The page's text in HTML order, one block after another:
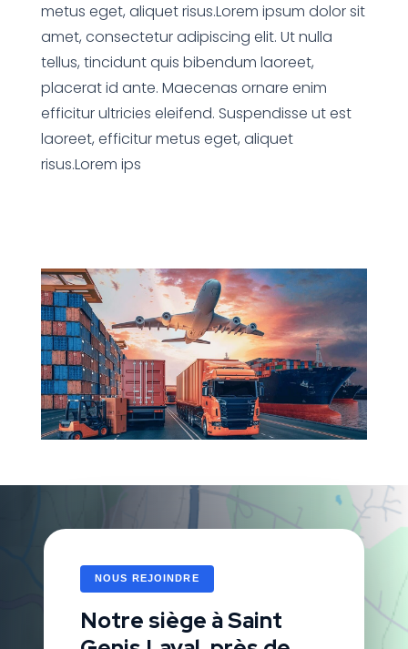
metus eget, aliquet risus.Lorem ipsum dolor sit
amet, consectetur adipiscing elit. Ut nulla
tellus, tincidunt quis bibendum laoreet,
placerat id ante. Maecenas ornare enim
efficitur ultricies eleifend. Suspendisse ut est
laoreet, efficitur metus eget, aliquet
risus.Lorem ips
NOUS REJOINDRE
Notre siège à Saint